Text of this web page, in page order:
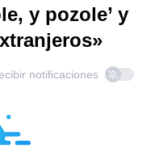
y pozole’ y
notificaciones